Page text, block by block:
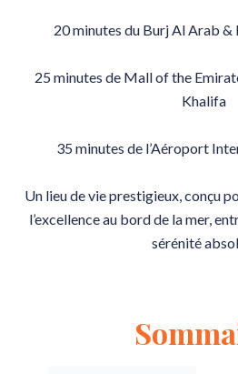
20 minutes du Burj Al Arab
25 minutes de Mall of the
Khalifa
35 minutes de l’Aéroport
Un lieu de vie prestigieux, conçu
l’excellence au bord de la mer,
sérénité